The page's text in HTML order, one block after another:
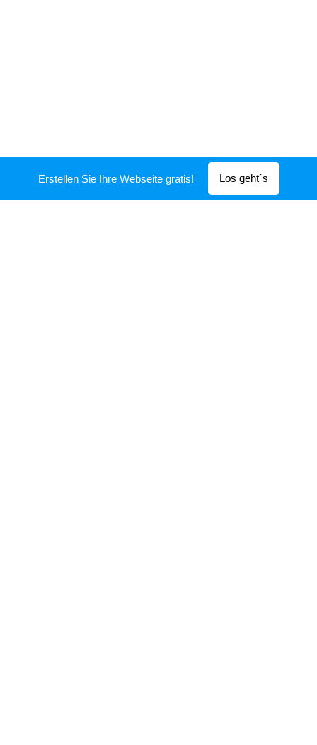
Erstellen Sie Ihre Webseite gratis! Los geht´s